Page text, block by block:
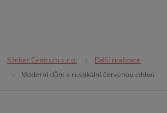
Klinker Centrum s.r.o.
Další realizace
Moderní dům s rustikální červenou cihlou